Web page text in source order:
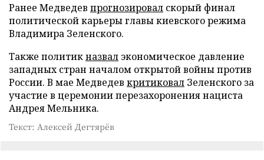
Ранее Медведев прогнозировал скорый финал
политической карьеры главы киевского режима
Владимира Зеленского.
Также политикназвал экономическое давление
западных стран началом открытой войны против
России. В мае Медведев критиковал Зеленского за
участие в церемонии перезахоронения нациста
Андрея Мельника.
Текст: Алексей Дегтярёв